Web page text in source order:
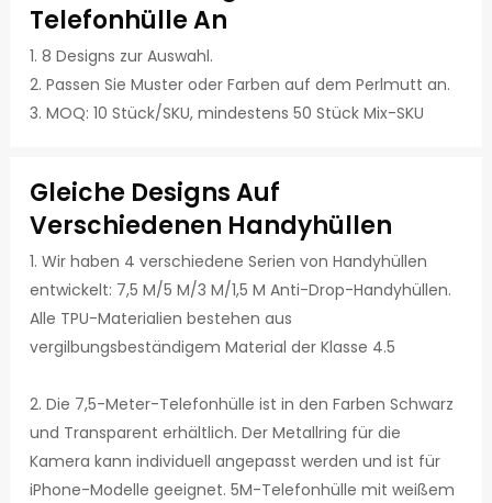
Telefonhülle An
1. 8 Designs zur Auswahl.
2. Passen Sie Muster oder Farben auf dem Perlmutt an.
3. MOQ: 10 Stück/SKU, mindestens 50 Stück Mix-SKU
Gleiche Designs Auf
Verschiedenen Handyhüllen
1. Wir haben 4 verschiedene Serien von Handyhüllen
entwickelt: 7,5 M/5 M/3 M/1,5 M Anti-Drop-Handyhüllen.
Alle TPU-Materialien bestehen aus
vergilbungsbeständigem Material der Klasse 4.5
2. Die 7,5-Meter-Telefonhülle ist in den Farben Schwarz
und Transparent erhältlich. Der Metallring für die
Kamera kann individuell angepasst werden und ist für
iPhone-Modelle geeignet. 5M-Telefonhülle mit weißem